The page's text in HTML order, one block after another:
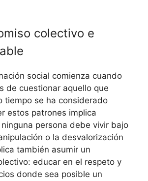
colectivo e
social comienza cuando
de cuestionar aquello que
tiempo se ha considerado
estos patrones implica
persona debe vivir bajo
o la desvalorización
también asumir un
educar en el respeto y
donde sea posible un